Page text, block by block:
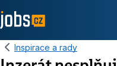
Inspirace a rady